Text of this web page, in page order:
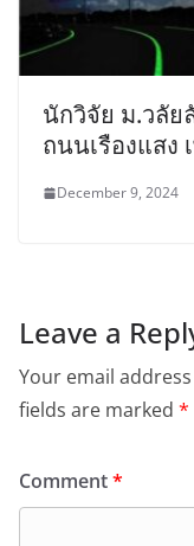
นักวิจัย ม.วลั
ถนนเรืองแสง
December 9, 2024
Leave a
Your email
fields are marked *
Comment*